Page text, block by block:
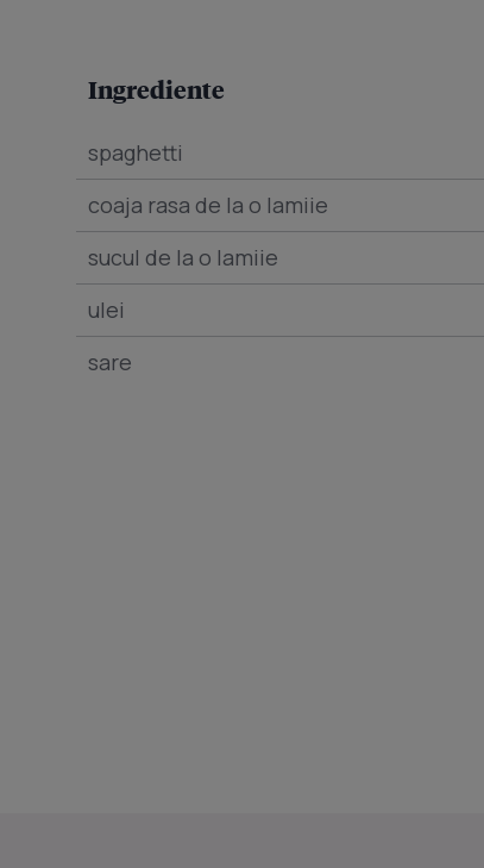
Ingrediente
spaghetti
coaja rasa de la o lamiie
sucul de la o lamiie
ulei
sare